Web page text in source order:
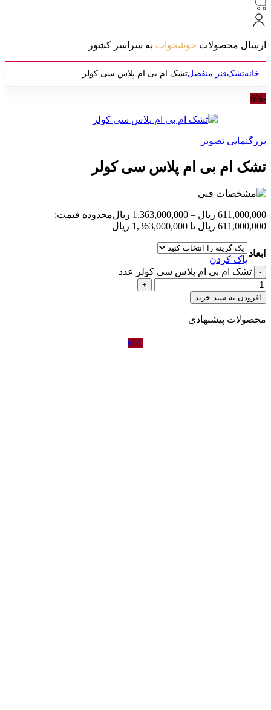
ارسال محصولات خوشخواب به سراسر کشور
خانهتشکفنر منفصلتشک ام بی ام پلاس سی کولر
-6%
بزرگنمایی تصویر
تشک ام بی ام پلاس سی کولر
611,000,000 ریال –
1,363,000,000 ریالمحدوده قیمت:
611,000,000 ریال تا 1,363,000,000 ریال
ابعاد
پاک کردن
تشک ام بی ام پلاس سی کولر عدد
افزودن به سبد خرید
محصولات پیشنهادی
-6%